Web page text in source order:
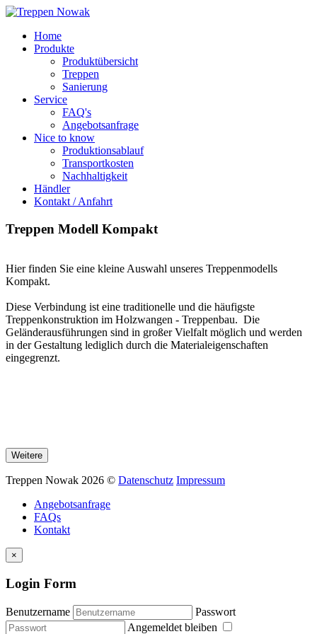
Home
Produkte
Produktübersicht
Treppen
Sanierung
Service
FAQ's
Angebotsanfrage
Nice to know
Produktionsablauf
Transportkosten
Nachhaltigkeit
Händler
Kontakt / Anfahrt
Treppen Modell Kompakt
Hier finden Sie eine kleine Auswahl unseres Treppenmodells
Kompakt.
Diese Verbindung ist eine traditionelle und die häufigste
Treppenkonstruktion im Holzwangen - Treppenbau. Die
Geländerausführungen sind in großer Vielfalt möglich und werden
in der Gestaltung lediglich durch die Materialeigenschaften
eingegrenzt.
Weitere
Treppen Nowak 2026 © Datenschutz Impressum
Angebotsanfrage
FAQs
Kontakt
×
Login Form
Benutzername
Passwort
Angemeldet bleiben